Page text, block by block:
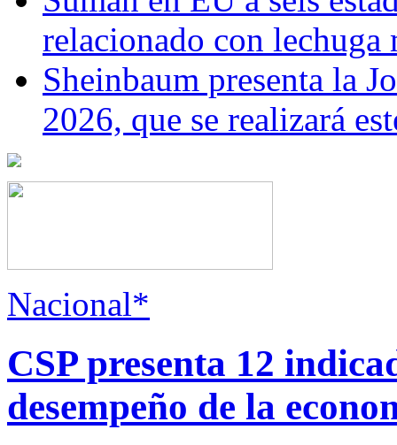
relacionado con lechuga
Sheinbaum presenta la
2026, que se realizará
Nacional*
CSP presenta 12
desempeño de la